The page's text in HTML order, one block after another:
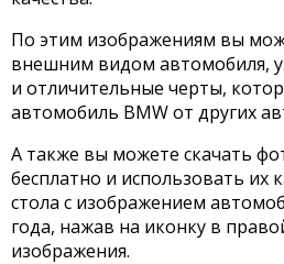
По этим изображениям вы
внешним видом автомобиля,
и отличительные черты,
автомобиль BMW от других
А также вы можете скачать
бесплатно и использовать их
стола с изображением
года, нажав на иконку в
изображения.